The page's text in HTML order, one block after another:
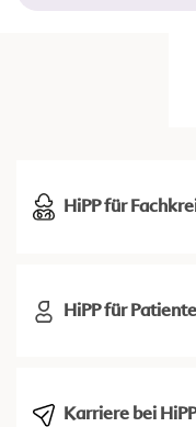
HiPP für
HiPP für
Karriere bei HiPP